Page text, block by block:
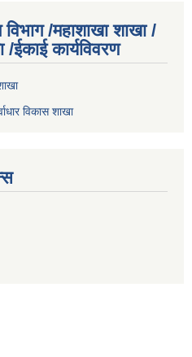
/महाशाखा शाखा /
ईकाई कार्यविवरण
विकास शाखा